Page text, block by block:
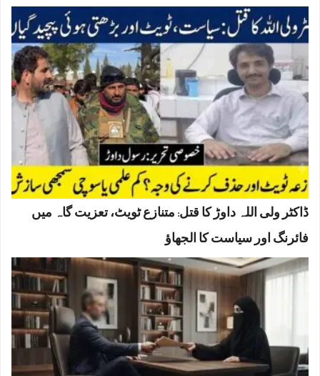
ڈاکٹر ولی اللہ داوڑ کا قتل: متنازع ٹویٹ، تعزیت گاہ میں
فائرنگ اور سیاست کا الجھاؤ